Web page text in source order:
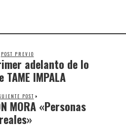
POST PREVIO
adelanto de lo
TAME IMPALA
POST
MORA «Personas
reales»